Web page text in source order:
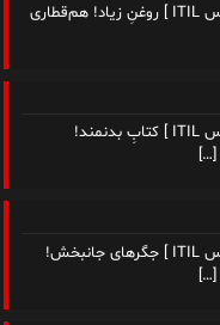
هادی احمدی (سروش): [ نویسنده، شاعر و مدرس ITIL ] روغنِ زیاد! هم‌قطاری
هادی احمدی (سروش): [ نویسنده، شاعر و مدرس ITIL ] کتابِ بدنمند!
[…]
هادی احمدی (سروش): [ نویسنده، شاعر و مدرس ITIL ] جگرهای جانبخش!
[…]